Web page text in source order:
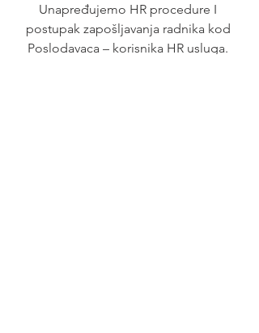
Unapređujemo HR procedure I
postupak zapošljavanja radnika kod
Poslodavaca – korisnika HR usluga.